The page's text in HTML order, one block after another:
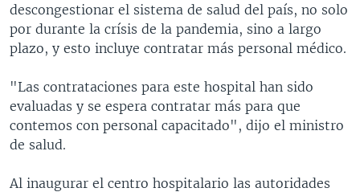
descongestionar el sistema de salud del país, no solo
por durante la crísis de la pandemia, sino a largo
plazo, y esto incluye contratar más personal médico.
"Las contrataciones para este hospital han sido
evaluadas y se espera contratar más para que
contemos con personal capacitado", dijo el ministro
de salud.
Al inaugurar el centro hospitalario las autoridades